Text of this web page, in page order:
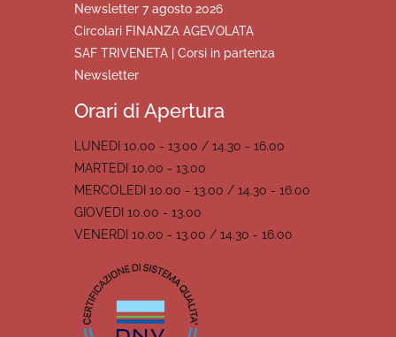
Newsletter 7 agosto 2026
Circolari FINANZA AGEVOLATA
SAF TRIVENETA | Corsi in partenza
Newsletter
Orari di Apertura
LUNEDI 10.00 - 13.00 / 14.30 - 16.00
MARTEDI 10.00 - 13.00
MERCOLEDI 10.00 - 13.00 / 14.30 - 16.00
GIOVEDI 10.00 - 13.00
VENERDI 10.00 - 13.00 / 14.30 - 16.00